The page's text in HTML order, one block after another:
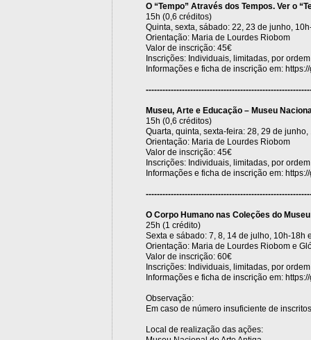
O “Tempo” Através dos Tempos. Ver o
15h (0,6 créditos)
Quinta, sexta, sábado: 22, 23 de junho,
Orientação: Maria de Lourdes Riobom
Valor de inscrição: 45€
Inscrições: Individuais, limitadas, por
Informações e ficha de inscrição em:
Museu, Arte e Educação – Museu
15h (0,6 créditos)
Quarta, quinta, sexta-feira: 28, 29 de
Orientação: Maria de Lourdes Riobom
Valor de inscrição: 45€
Inscrições: Individuais, limitadas, por
Informações e ficha de inscrição em:
O Corpo Humano nas Coleções do
25h (1 crédito)
Sexta e sábado: 7, 8, 14 de julho, 10h-18h
Orientação: Maria de Lourdes Riobom e
Valor de inscrição: 60€
Inscrições: Individuais, limitadas, por
Informações e ficha de inscrição em:
Observação:
Em caso de número insuficiente de
Local de realização das ações: